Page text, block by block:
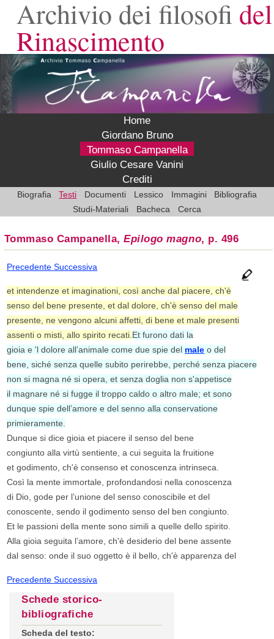
Archivio dei filosofi del
Rinascimento
Home
Giordano Bruno
Tommaso Campanella
Giulio Cesare Vanini
Crediti
Biografia Testi Documenti Lessico Immagini
Bibliografia
Studi-Materiali
Bacheca Cerca
Tommaso Campanella,Epilogo magno, p. 496
PrecedenteSuccessiva
et intendenze et imaginationi, così anche dal piacere, ch'è
senso del bene presente, et dal dolore, ch'è senso del male
presente, ne vengono alcuni affetti, di bene et male presenti
assenti o misti, allo spirito recati.Et furono dati la
gioia e 'l dolore all’animale come due spie del male o del
bene, siché senza quelle subito perirebbe, perché senza piacere
non si magna né si opera, et senza doglia non s'appetisce
il magnare né si fugge il troppo caldo o altro male; et sono
dunque spie dell’amore e del senno alla conservatione
primieramente.
Dunque si dice gioia et piacere il senso del bene
congiunto alla virtù sentiente, a cui seguita la fruitione
et godimento, ch'è consenso et conoscenza intrinseca.
Così la mente immortale, profondandosi nella conoscenza
di Dio, gode per l’unione del senso conoscibile et del
conoscente, sendo il godimento senso del ben congiunto.
Et le passioni della mente sono simili a quelle dello spirito.
Alla gioia seguita l’amore, ch'è desiderio del bene assente
dal senso: onde il suo oggetto è il bello, ch'è apparenza del
PrecedenteSuccessiva
Schede storico-
bibliografiche
Scheda del testo: